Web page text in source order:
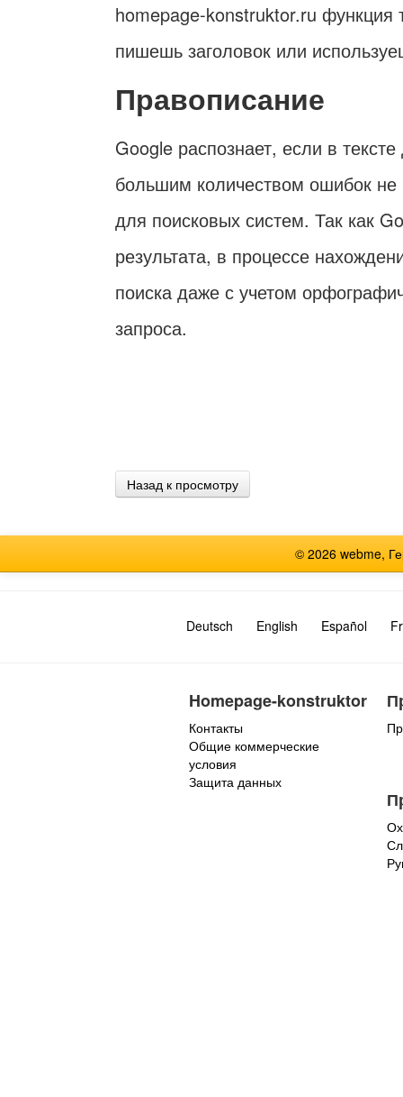
homepage-konstruktor.ru функция
пишешь заголовок или
Правописание
Google распознает, если в
большим количеством ошибок
для поисковых систем. Так как
результата, в процессе
поиска даже с учетом
запроса.
Назад к просмотру
© 2026 webme,
Deutsch English Español
Homepage-konstruktor
Контакты
Общие коммерческие
условия
Защита данных